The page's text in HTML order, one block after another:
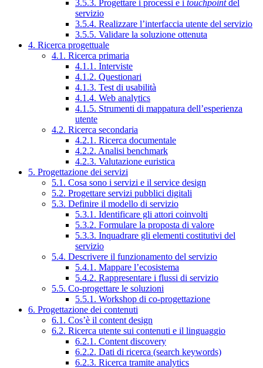
3.5.3. Progettare i processi e i touchpointdel
servizio
3.5.4. Realizzare l’interfaccia utente del servizio
3.5.5. Validare la soluzione ottenuta
4. Ricerca progettuale
4.1. Ricerca primaria
4.1.1. Interviste
4.1.2. Questionari
4.1.3. Test di usabilità
4.1.4. Web analytics
4.1.5. Strumenti di mappatura dell’esperienza
utente
4.2. Ricerca secondaria
4.2.1. Ricerca documentale
4.2.2. Analisi benchmark
4.2.3. Valutazione euristica
5. Progettazione dei servizi
5.1. Cosa sono i servizi e il service design
5.2. Progettare servizi pubblici digitali
5.3. Definire il modello di servizio
5.3.1. Identificare gli attori coinvolti
5.3.2. Formulare la proposta di valore
5.3.3. Inquadrare gli elementi costitutivi del
servizio
5.4. Descrivere il funzionamento del servizio
5.4.1. Mappare l’ecosistema
5.4.2. Rappresentare i flussi di servizio
5.5. Co-progettare le soluzioni
5.5.1. Workshop di co-progettazione
6. Progettazione dei contenuti
6.1. Cos’è il content design
6.2. Ricerca utente sui contenuti e il linguaggio
6.2.1. Content discovery
6.2.2. Dati di ricerca (search keywords)
6.2.3. Ricerca tramite analytics